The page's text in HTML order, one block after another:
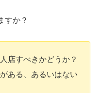
すか？
店すべきかどうか？
ある、あるいはない